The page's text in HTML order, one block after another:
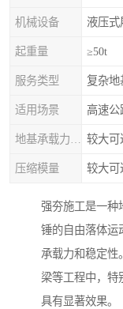
机械设备 液压式
起重量 ≥50t
服务类型 复杂地
适用场景 高速公
较大可
压缩模量 较大可
强夯施工是一种
锤的自由落体运
承载力和稳定性
梁等工程中，特
具有显著效果。